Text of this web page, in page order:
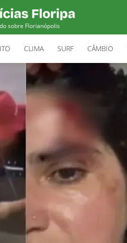
sobre Florianópolis
CLIMA SURF CÂMBIO